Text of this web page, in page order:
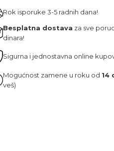
Rok isporuke 3-5 radnih dana!
Besplatna dostava za sve
dinara!
Sigurna i jednostavna online
Mogućnost zamene u roku od 14
veš)